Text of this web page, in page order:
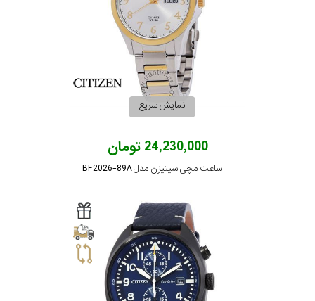
نمایش سریع
24,230,000 تومان
ساعت مچی سیتیزن مدل BF2026-89A